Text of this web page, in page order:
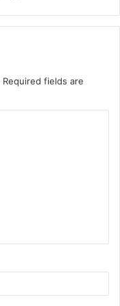
Required fields are